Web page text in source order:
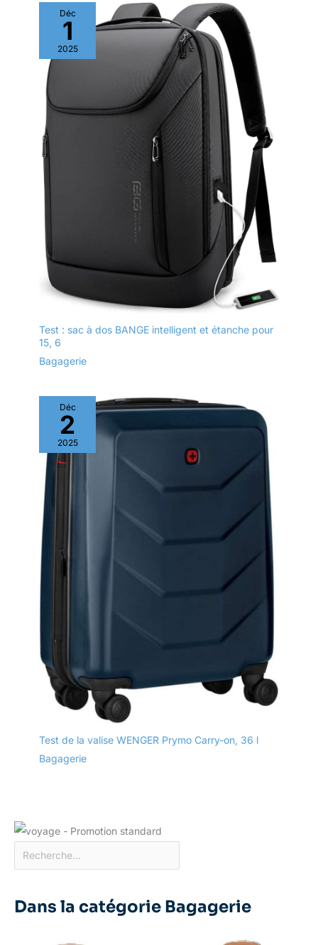
Déc
1
2025
Test : sac à dos BANGE intelligent et étanche pour
15, 6
Bagagerie
Déc
2
2025
Test de la valise WENGER Prymo Carry-on, 36 l
Bagagerie
Dans la catégorie Bagagerie